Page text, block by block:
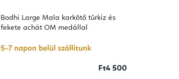
Bodhi Large Mala karkötő türkiz és
fekete achát OM medállal
5-7 napon belül szállítunk
Ft4 500